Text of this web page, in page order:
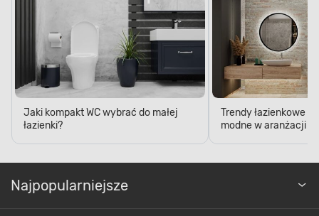
Jaki kompakt WC wybrać do małej
łazienki?
Trendy łazienkowe
modne w aranżacji
Najpopularniejsze